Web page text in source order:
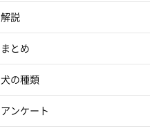
解説
まとめ
犬の種類
アンケート